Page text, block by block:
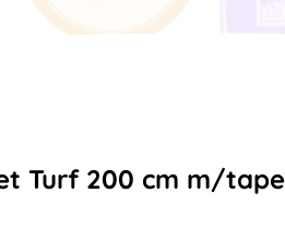
Turf 200 cm m/